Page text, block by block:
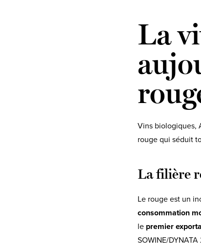
La
Vins biologiques,
rouge qui séduit
La filière
Le rouge est un
consommation
le premier
SOWINE/DYNATA